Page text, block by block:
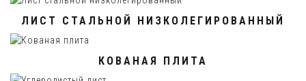
ЛИСТ СТАЛЬНОЙ НИЗКОЛЕГИРОВАННЫЙ
КОВАНАЯ ПЛИТА